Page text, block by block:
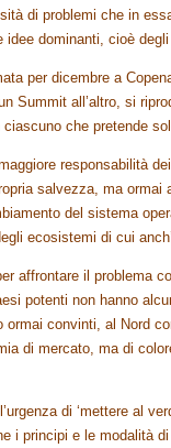
di problemi che in
dominanti, cioè
per dicembre a
Summit all’altro, si
che pretende
responsabilità
salvezza, ma
del sistema
ecosistemi di cui
affrontare il problema
potenti non hanno
convinti, al Nord
di mercato, ma di
di ‘mettere al
i principi e le modalità